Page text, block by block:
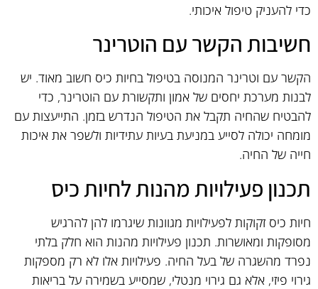
כדי להעניק טיפול איכותי.
חשיבות הקשר עם הוטרינר
הקשר עם וטרינר המנוסה בטיפול בחיות כיס חשוב מאוד. יש
לבנות מערכת יחסים של אמון ותקשורת עם הוטרינר, כדי
להבטיח שהחיה תקבל את הטיפול הנדרש בזמן. התייעצות עם
מומחה יכולה לסייע במניעת בעיות עתידיות ולשפר את איכות
חייה של החיה.
תכנון פעילויות מהנות לחיות כיס
חיות כיס זקוקות לפעילויות מגוונות שיגרמו להן להרגיש
מסופקות ומאושרות. תכנון פעילויות מהנות הוא חלק בלתי
נפרד מהשגרה של בעל החיה. פעילויות אלו לא רק מספקות
גירוי פיזי, אלא גם גירוי מנטלי, שמסייע בשמירה על בריאות